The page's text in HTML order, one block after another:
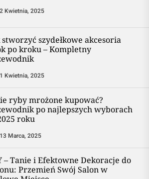
2 Kwietnia, 2025
stworzyć szydełkowe akcesoria
po kroku – Kompletny
1 Kwietnia, 2025
ryby mrożone kupować?
po najlepszych wyborach
roku
13 Marca, 2025
– Tanie i Efektowne Dekoracje do
Przemień Swój Salon w